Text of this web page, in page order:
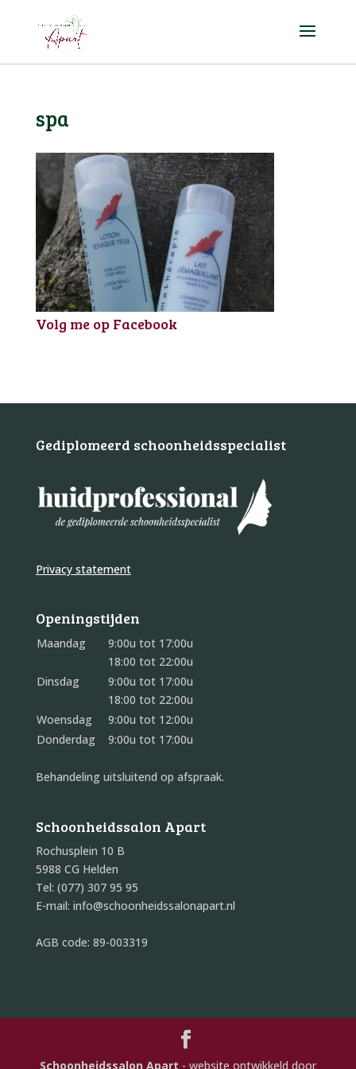
spa
Volg me op Facebook
Gediplomeerd schoonheidsspecialist
Privacy statement
Openingstijden
Maandag
9:00u tot 17:00u
18:00 tot 22:00u
Dinsdag
9:00u tot 17:00u
18:00 tot 22:00u
Woensdag
9:00u tot 12:00u
Donderdag
9:00u tot 17:00u
Behandeling uitsluitend op afspraak.
Schoonheidssalon Apart
Rochusplein 10 B
5988 CG Helden
Tel: (077) 307 95 95
E-mail: info@schoonheidssalonapart.nl
AGB code: 89-003319
Schoonheidssalon Apart - website ontwikkeld door